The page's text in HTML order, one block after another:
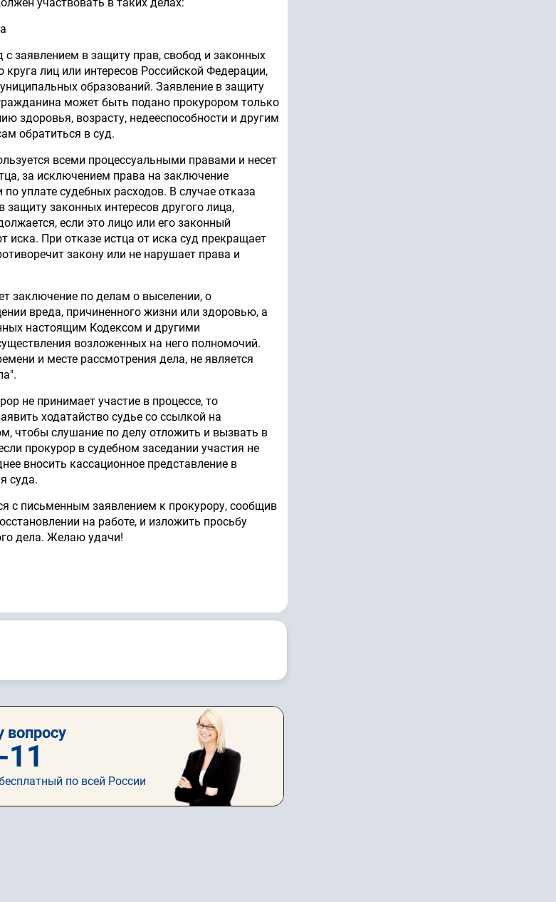
с заявлением в защиту прав, свобод и законных
круга лиц или интересов Российской Федерации,
образований. Заявление в защиту
может быть подано прокурором только
здоровья, возрасту, недееспособности и другим
обратиться в суд.
всеми процессуальными правами и несет
за исключением права на заключение
уплате судебных расходов. В случае отказа
защиту законных интересов другого лица,
если это лицо или его законный
иска. При отказе истца от иска суд прекращает
закону или не нарушает права и
заключение по делам о выселении, о
вреда, причиненного жизни или здоровью, а
настоящим Кодексом и другими
возложенных на него полномочий.
и месте рассмотрения дела, не является
не принимает участие в процессе, то
ходатайство судье со ссылкой на
чтобы слушание по делу отложить и вызвать в
прокурор в судебном заседании участия не
вносить кассационное представление в
суда.
с письменным заявлением к прокурору, сообщив
на работе, и изложить просьбу
дела. Желаю удачи!
вопросу
по всей России